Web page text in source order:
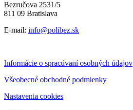
Bezručova 2531/5
811 09 Bratislava
E-mail: info@polibez.sk
Informácie o spracúvaní osobných údajov
Všeobecné obchodné podmienky
Nastavenia cookies